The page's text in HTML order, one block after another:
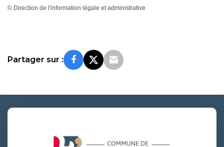
© Direction de l'information légale et administrative
Partager sur :